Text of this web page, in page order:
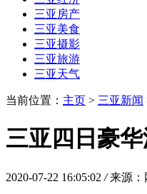
三亚房产
三亚美食
三亚摄影
三亚旅游
三亚天气
当前位置： 主页 > 三亚新闻
三亚四日豪
2020-07-22 16:05:02 / 来源：